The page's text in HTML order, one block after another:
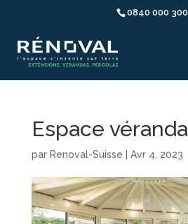
0840 000 300
Espace véranda
par Renoval-Suisse Avr 4, 2023